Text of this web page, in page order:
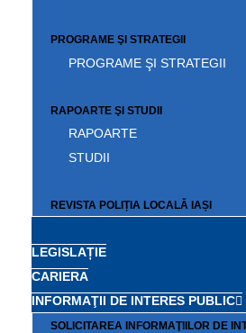
PROGRAME ŞI STRATEGII
PROGRAME ŞI STRATEGII
RAPOARTE ŞI STUDII
RAPOARTE
STUDII
REVISTA POLIȚIA LOCALĂ IAȘI
LEGISLAȚIE
CARIERA
INFORMAŢII DE INTERES PUBLIC
SOLICITAREA INFORMAŢIILOR DE